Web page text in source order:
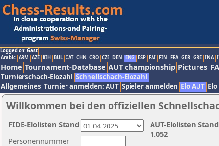
Logged on: Gast
Arabic ARM AZE BIH BUL CAT CHN CRO CZE DEN ENG ESP FAI FIN FRA GER GRE INA
Home Tournament-Database AUT championship Pictures
Turnierschach-Elozahl Schnellschach-Elozahl
Allgemeines Turnier anmelden: AUT Spieler anmelden Elo AUT
Willkommen bei den offiziellen
Personennummer
AUT-Elolisten
1.052
FIDE-Elolisten Stand